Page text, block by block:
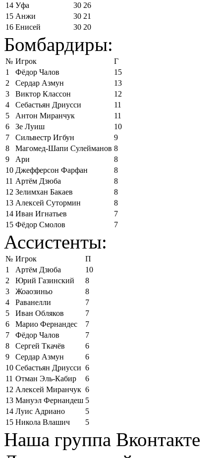
14 Уфа 30 26
15 Анжи 30 21
16 Енисей 30 20
Бомбардиры:
№ Игрок
Г
1
Фёдор Чалов
15
2
Сердар Азмун
13
3
Виктор Классон
12
4
Себастьян Дриусси
11
5
Антон Миранчук
11
6
Зе Луиш
10
7
Сильвестр Игбун
9
8
Магомед-Шапи Сулейманов 8
9
Ари
8
10 Джефферсон Фарфан
8
11 Артём Дзюба
8
12 Зелимхан Бакаев
8
13 Алексей Сутормин
8
14 Иван Игнатьев
7
15 Фёдор Смолов 7
Ассистенты:
№ Игрок
П
1
Артём Дзюба
10
2
Юрий Газинский
8
3
Жоаозиньо
8
4
Раванелли
7
5
Иван Обляков
7
6
Марио Фернандес
7
7
Фёдор Чалов
7
8
Сергей Ткачёв
6
9
Сердар Азмун
6
10 Себастьян Дриусси 6
11 Отман Эль-Кабир
6
12 Алексей Миранчук 6
13 Мануэл Фернандеш 5
14 Луис Адриано
5
15 Никола Влашич 5
Наша группа Вконтакте